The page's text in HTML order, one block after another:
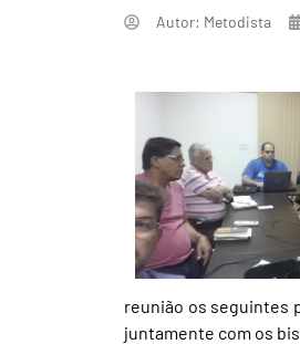
Autor: Metodista
reunião os seguintes
juntamente com os